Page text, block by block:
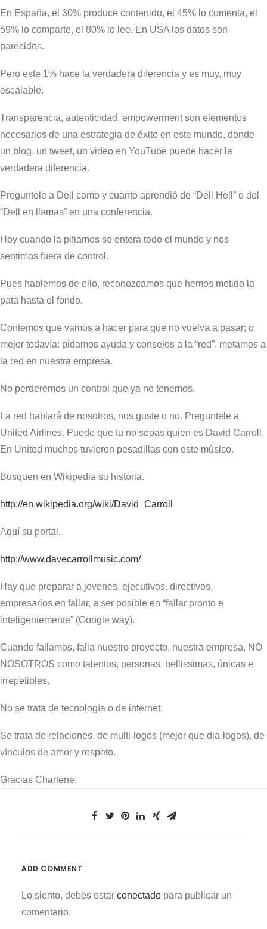
En España, el 30% produce contenido, el 45% lo comenta, el
59% lo comparte, el 80% lo lee. En USA los datos son
parecidos.
Pero este 1% hace la verdadera diferencia y es muy, muy
escalable.
Transparencia, autenticidad, empowerment son elementos
necesarios de una estrategia de éxito en este mundo, donde
un blog, un tweet, un video en YouTube puede hacer la
verdadera diferencia.
Preguntele a Dell como y cuanto aprendió de “Dell Hell” o del
“Dell en llamas” en una conferencia.
Hoy cuando la pifiamos se entera todo el mundo y nos
sentimos fuera de control.
Pues hablemos de ello, reconozcamos que hemos metido la
pata hasta el fondo.
Contemos que vamos a hacer para que no vuelva a pasar; o
mejor todavía: pidamos ayuda y consejos a la “red”, metamos a
la red en nuestra empresa.
No perderemos un control que ya no tenemos.
La red hablará de nosotros, nos guste o no. Preguntele a
United Airlines. Puede que tu no sepas quien es David Carroll.
En United muchos tuvieron pesadillas con este músico.
Busquen en Wikipedia su historia.
http://en.wikipedia.org/wiki/David_Carroll
Aquí su portal.
http://www.davecarrollmusic.com/
Hay que preparar a jovenes, ejecutivos, directivos,
empresarios en fallar, a ser posible en “fallar pronto e
inteligentemente” (Google way).
Cuando fallamos, falla nuestro proyecto, nuestra empresa, NO
NOSOTROS como talentos, personas, bellissimas, únicas e
irrepetibles.
No se trata de tecnología o de internet.
Se trata de relaciones, de multi-logos (mejor que dia-logos), de
vínculos de amor y respeto.
Gracias Charlene.
ADD COMMENT
Lo siento, debes estar conectado para publicar un
comentario.